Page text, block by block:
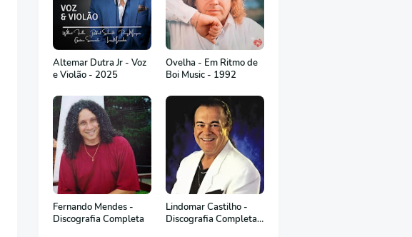
Altemar Dutra Jr - Voz
e Violão - 2025
Ovelha - Em Ritmo de
Boi Music - 1992
Fernando Mendes -
Discografia Completa
Lindomar Castilho -
Discografia Completa